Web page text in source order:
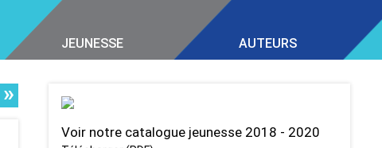
JEUNESSE AUTEURS
»
Voir notre catalogue jeunesse 2018 - 2020